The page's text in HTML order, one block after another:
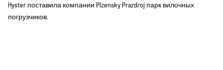
Hyster поставила компании Plzensky Prazdroj парк вилочных
погрузчиков.